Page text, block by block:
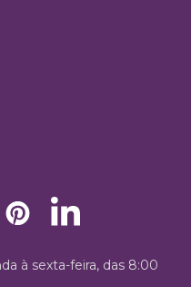
à sexta-feira, das 8:00